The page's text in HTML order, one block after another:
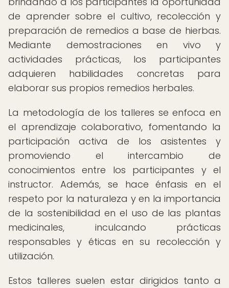
de aprender sobre el cultivo, recolección y
preparación de remedios a base de hierbas.
Mediante demostraciones en vivo y
actividades prácticas, los participantes
adquieren habilidades concretas para
elaborar sus propios remedios herbales.
La metodología de los talleres se enfoca en
el aprendizaje colaborativo, fomentando la
participación activa de los asistentes y
promoviendo el intercambio de
conocimientos entre los participantes y el
instructor. Además, se hace énfasis en el
respeto por la naturaleza y en la importancia
de la sostenibilidad en el uso de las plantas
medicinales, inculcando prácticas
responsables y éticas en su recolección y
utilización.
Estos talleres suelen estar dirigidos tanto a